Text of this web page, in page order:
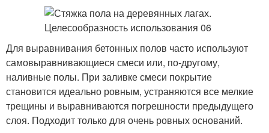
Для выравнивания бетонных полов часто используют
самовыравнивающиеся смеси или, по-другому,
наливные полы. При заливке смеси покрытие
становится идеально ровным, устраняются все мелкие
трещины и выравниваются погрешности предыдущего
слоя. Подходит только для очень ровных оснований.